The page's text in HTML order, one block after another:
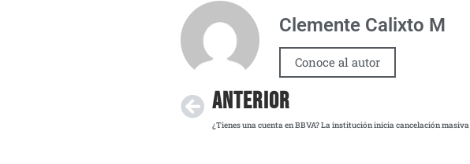
Clemente Calixto M
Conoce al autor
ANTERIOR
¿Tienes una cuenta en BBVA? La institución inicia cancelación